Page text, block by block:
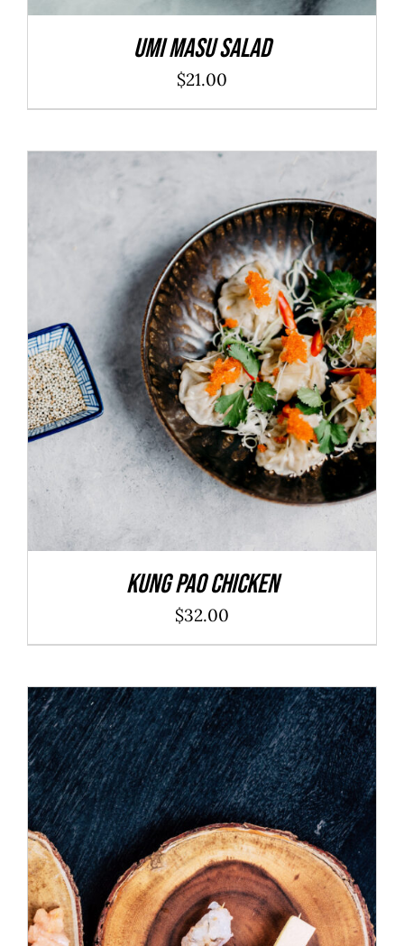
Umi Masu Salad
$21.00
ADD TO CART / DÉTAILS
Kung Pao Chicken
$32.00
ADD TO CART / DÉTAILS